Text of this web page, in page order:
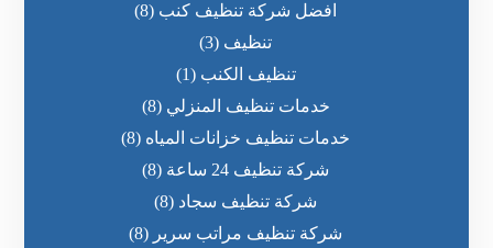
افضل شركة تنظيف كنب (8)
تنظيف (3)
تنظيف الكنب (1)
خدمات تنظيف المنزلي (8)
خدمات تنظيف خزانات المياه (8)
شركة تنظيف 24 ساعة
(8)
شركة تنظيف سجاد (8)
شركة تنظيف مراتب سرير (8)